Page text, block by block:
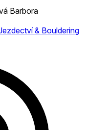
Barbora
& Bouldering